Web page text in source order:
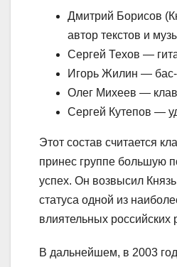
Дмитрий Борисов
автор текстов и
Сергей Техов —
Игорь Жилин — бас-
Олег Михеев —
Сергей Кутепов —
Этот состав считается
принес группе большую
успех. Он возвысил
статуса одной из
влиятельных российских
В дальнейшем, в 2003